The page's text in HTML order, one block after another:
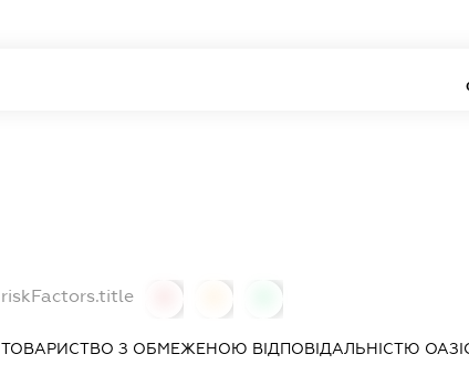
riskFactors.title
ТОВАРИСТВО З ОБМЕЖЕНОЮ ВІДПОВІДАЛЬНІСТЮ